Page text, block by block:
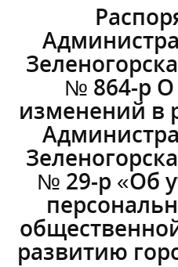
№ 864-р О
изменений в
№ 29-р «Об
развитию